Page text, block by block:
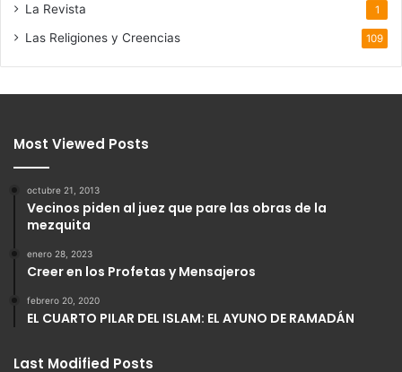
La Revista 1
Las Religiones y Creencias 109
Most Viewed Posts
octubre 21, 2013
Vecinos piden al juez que pare las obras de la
mezquita
enero 28, 2023
Creer en los Profetas y Mensajeros
febrero 20, 2020
EL CUARTO PILAR DEL ISLAM: EL AYUNO DE RAMADÁN
Last Modified Posts